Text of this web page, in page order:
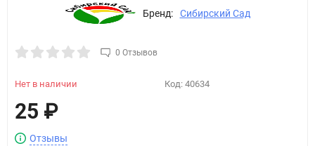
Бренд: Сибирский Сад
0 Отзывов
Нет в наличии Код: 40634
25 ₽
Отзывы